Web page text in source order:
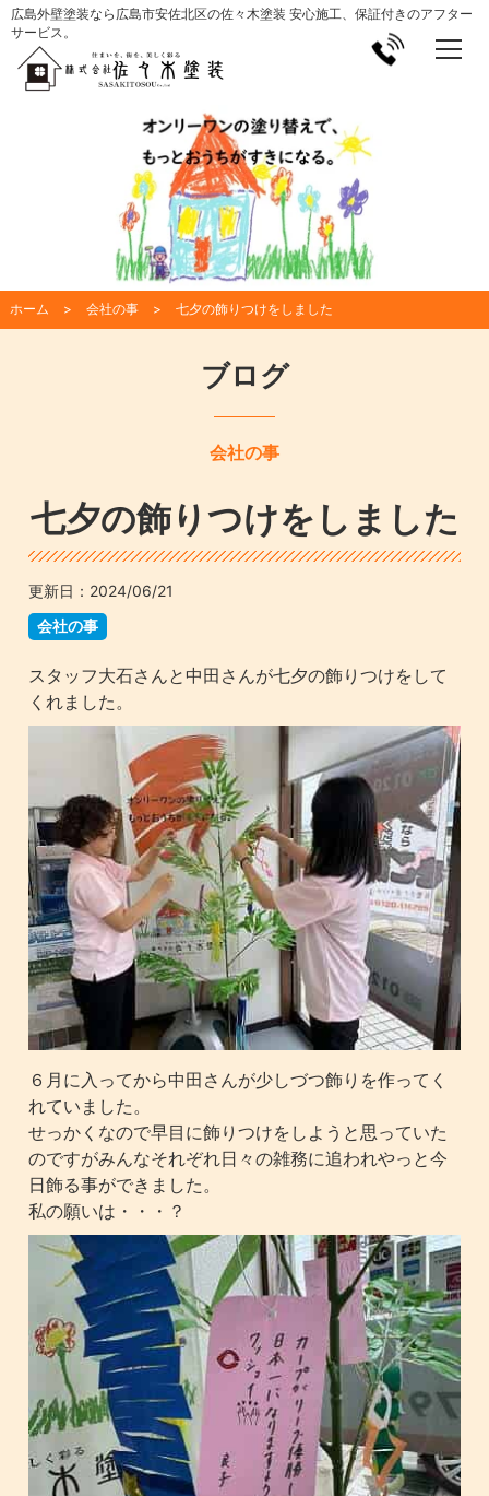
広島外壁塗装なら広島市安佐北区の佐々木塗装 安心施工、保証付きのアフター
サービス。
ホーム 会社の事 七夕の飾りつけをしました
ブログ
会社の事
七夕の飾りつけをしました
更新日： 2024/06/21
会社の事
スタッフ大石さんと中田さんが七夕の飾りつけをして
くれました。
６月に入ってから中田さんが少しづつ飾りを作ってく
れていました。
せっかくなので早目に飾りつけをしようと思っていた
のですがみんなそれぞれ日々の雑務に追われやっと今
日飾る事ができました。
私の願いは・・・？